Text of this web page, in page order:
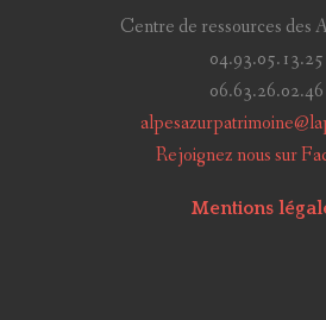
Centre de ressources des
04.93.05.13.25
06.63.26.02.46
Rejoignez nous sur
Mentions